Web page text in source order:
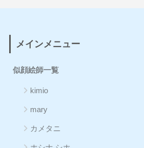
メインメニュー
似顔絵師一覧
kimio
mary
カメタニ